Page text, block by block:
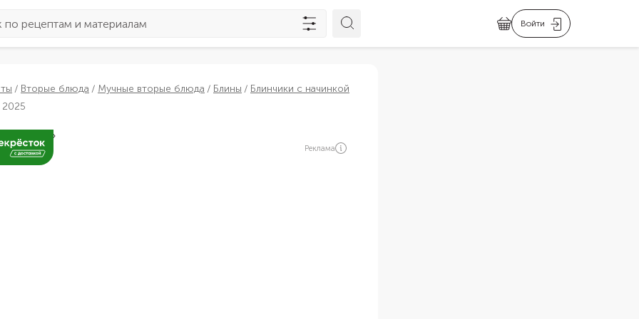
Войти
Вторые блюда Мучные вторые блюда Блины
Блинчики с начинкой
2025
Реклама